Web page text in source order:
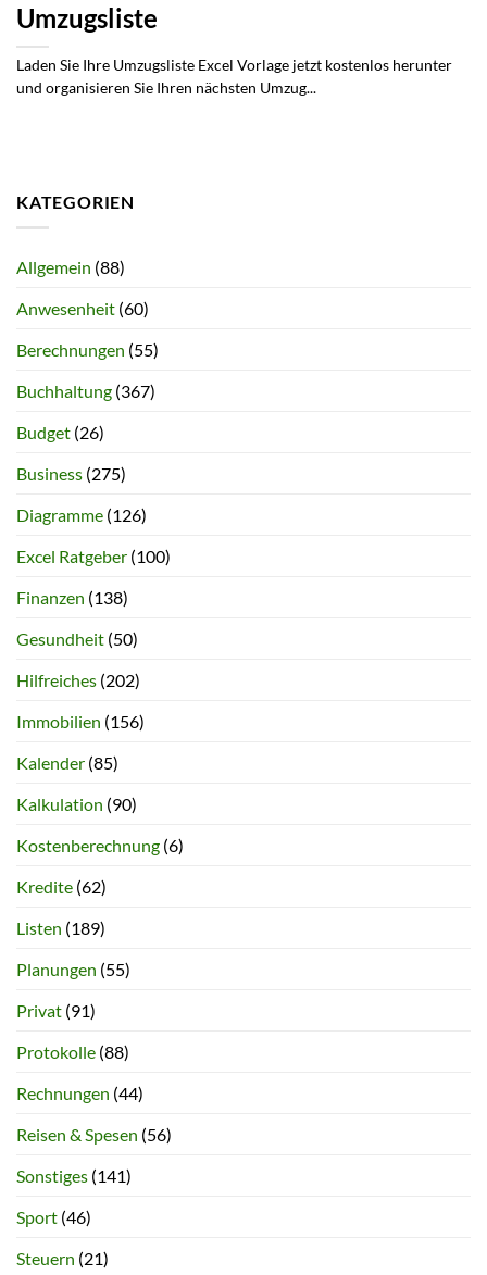
Umzugsliste
Laden Sie Ihre Umzugsliste Excel Vorlage jetzt kostenlos herunter
und organisieren Sie Ihren nächsten Umzug...
KATEGORIEN
Allgemein (88)
Anwesenheit (60)
Berechnungen (55)
Buchhaltung (367)
Budget (26)
Business (275)
Diagramme (126)
Excel Ratgeber (100)
Finanzen (138)
Gesundheit (50)
Hilfreiches (202)
Immobilien (156)
Kalender (85)
Kalkulation (90)
Kostenberechnung (6)
Kredite (62)
Listen (189)
Planungen (55)
Privat (91)
Protokolle (88)
Rechnungen (44)
Reisen & Spesen (56)
Sonstiges (141)
Sport (46)
Steuern (21)